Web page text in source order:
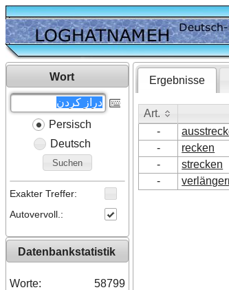
Wort
Persisch
Deutsch
Suchen
Exakter Treffer:
Autovervoll.:
Datenbankstatistik
Worte:
58799
Ergebnisse
Art.
Art.
-
-
recken
-
strecken
-